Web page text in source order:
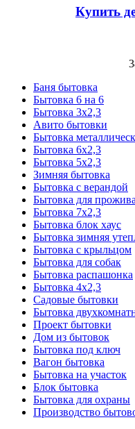
Купить
Баня бытовка
Бытовка 6 на 6
Бытовка 3х2,3
Авито бытовки
Бытовка
Бытовка 6х2,3
Бытовка 5х2,3
Зимняя бытовка
Бытовка с верандой
Бытовка для
Бытовка 7х2,3
Бытовка блок хаус
Бытовка зимняя
Бытовка с крыльцом
Бытовка для собак
Бытовка распашонка
Бытовка 4х2,3
Садовые бытовки
Бытовка
Проект бытовки
Дом из бытовок
Бытовка под ключ
Вагон бытовка
Бытовка на участок
Блок бытовка
Бытовка для охраны
Производство